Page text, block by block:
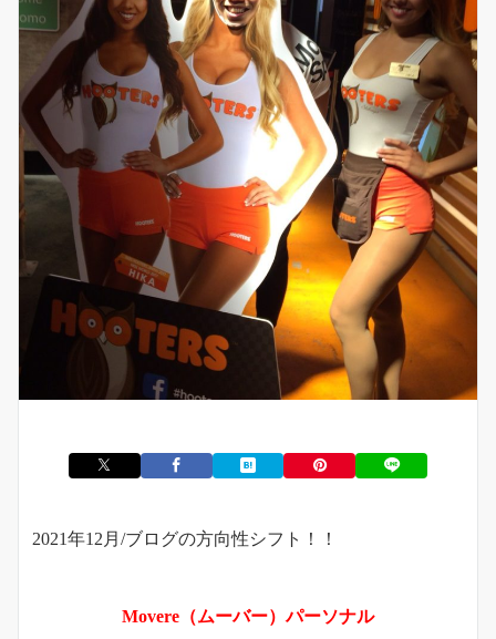
2021年12月/ブログの方向性シフト！！
Movere（ムーバー）パーソナル